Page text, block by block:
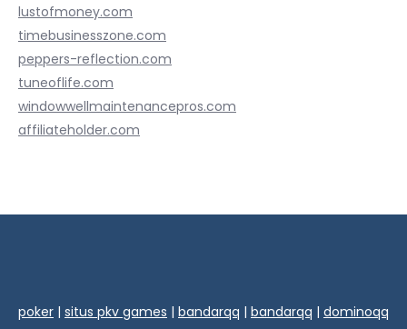
lustofmoney.com
timebusinesszone.com
peppers-reflection.com
tuneoflife.com
windowwellmaintenancepros.com
affiliateholder.com
poker | situs pkv games | bandarqq | bandarqq | dominoqq